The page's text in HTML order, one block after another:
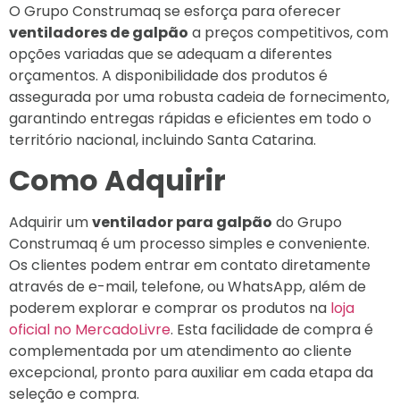
O Grupo Construmaq se esforça para oferecer
ventiladores de galpão a preços competitivos, com
opções variadas que se adequam a diferentes
orçamentos. A disponibilidade dos produtos é
assegurada por uma robusta cadeia de fornecimento,
garantindo entregas rápidas e eficientes em todo o
território nacional, incluindo Santa Catarina.
Como Adquirir
Adquirir umventilador para galpão do Grupo
Construmaq é um processo simples e conveniente.
Os clientes podem entrar em contato diretamente
através de e-mail, telefone, ou WhatsApp, além de
poderem explorar e comprar os produtos na loja
oficial no MercadoLivre. Esta facilidade de compra é
complementada por um atendimento ao cliente
excepcional, pronto para auxiliar em cada etapa da
seleção e compra.